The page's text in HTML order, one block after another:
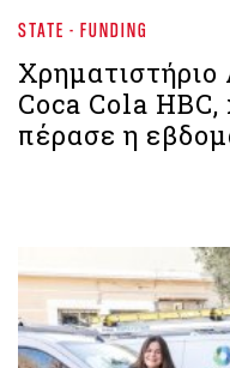
STATE - FUNDING
Coca Cola
πέρασε η